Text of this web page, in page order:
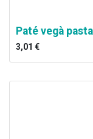
Paté vegà
3,01 €